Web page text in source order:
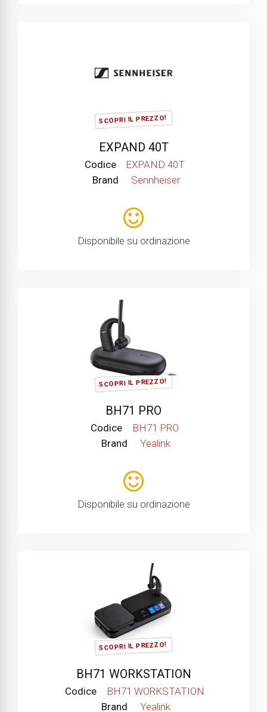
SCOPRI IL PREZZO!
EXPAND 40T
Codice
EXPAND 40T
Brand
Sennheiser
Disponibile su ordinazione
SCOPRI IL PREZZO!
BH71 PRO
Codice
BH71 PRO
Brand
Yealink
Disponibile su ordinazione
SCOPRI IL PREZZO!
BH71 WORKSTATION
Codice
BH71 WORKSTATION
Brand
Yealink